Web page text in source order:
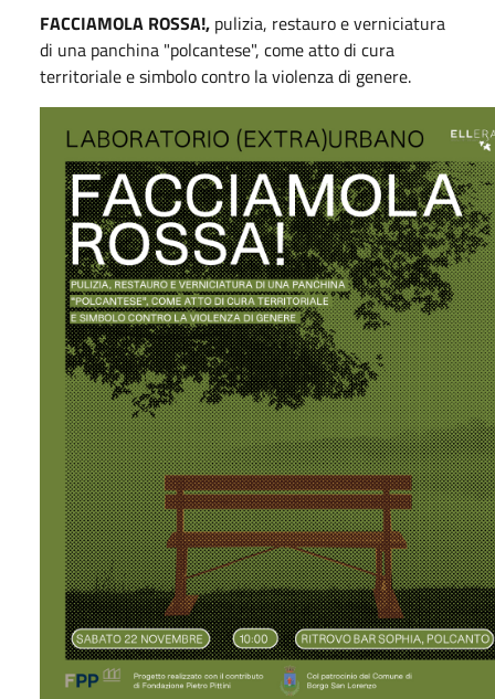
FACCIAMOLA ROSSA!, pulizia, restauro e verniciatura
di una panchina "polcantese", come atto di cura
territoriale e simbolo contro la violenza di genere.